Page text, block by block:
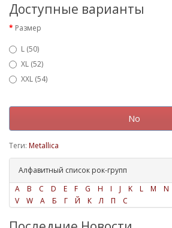
Доступные варианты
Размер
L (50)
XL (52)
XXL (54)
No
Теги: Metallica
Алфавитный список рок-групп
A
B C D E F G H I J K L M N
V
W А Б Г Й К Л П С